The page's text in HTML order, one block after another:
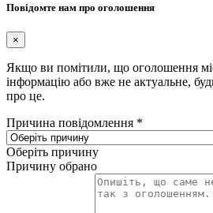
Повідомте нам про оголошення
×
Якщо ви помітили, що оголошення
інформацію або вже не актуальне,
про це.
Причина повідомлення *
Оберіть причину
Причину обрано